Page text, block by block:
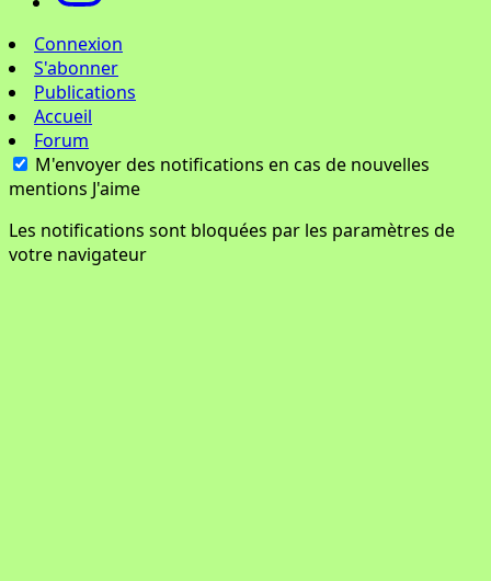
Connexion
S'abonner
Publications
Accueil
Forum
M'envoyer des notifications en cas de nouvelles
mentions J'aime
Les notifications sont bloquées par les paramètres de
votre navigateur